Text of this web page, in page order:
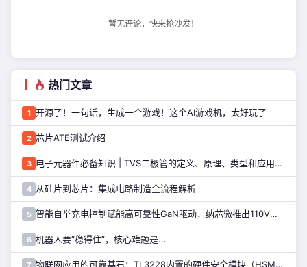
暂无评论，快来抢沙发！
热门文章
1 开源了！一句话，生成一个游戏！这个AI游戏机，太好玩了
2 芯片ATE测试介绍
3 电子元器件必备知识 | TVS二极管的定义、原理、类型和应用优势
4 从硅片到芯片：集成电路制造全流程解析
5 智能自举充电控制赋能高可靠性GaN驱动，纳芯微推出110V半桥驱动芯片NSD2123
6 机器人要“稳得住”，核心难题是...
7 物联网应用的可靠基石：TL3228内置的硬件安全模块（HSM）详解